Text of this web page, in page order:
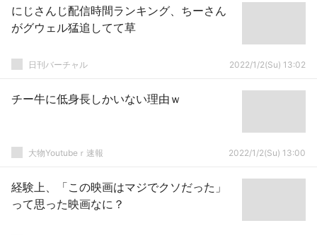
にじさんじ配信時間ランキング、ちーさん
がグウェル猛追してて草
日刊バーチャル 2022/1/2(Su) 13:02
チー牛に低身長しかいない理由ｗ
大物Youtubeｒ速報 2022/1/2(Su) 13:00
経験上、「この映画はマジでクソだった」
って思った映画なに？